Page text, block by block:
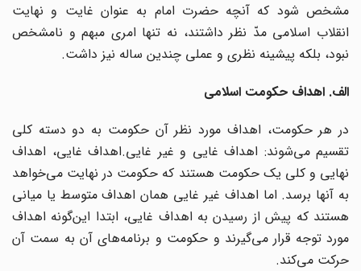
مشخص شود که آنچه حضرت امام به عنوان غایت و نهایت
انقلاب اسلامی مدّ نظر داشتند، نه تنها امری مبهم و نامشخص
نبود، بلکه پیشینه نظری و عملی چندین ساله نیز داشت.
الف. اهداف حکومت اسلامی
در هر حکومت، اهداف مورد نظر آن حکومت به دو دسته کلی
تقسیم می‌شوند: اهداف غایی و غیر غایی.اهداف غایی، اهداف
نهایی و کلی یک حکومت هستند که حکومت در نهایت می‌خواهد
به آنها برسد. اما اهداف غیر غایی همان اهداف متوسط یا میانی
هستند که پیش از رسیدن به اهداف غایی، ابتدا این‌گونه اهداف
مورد توجه قرار می‌گیرند و حکومت و برنامه‌های آن به سمت آن
حرکت می‌کند.